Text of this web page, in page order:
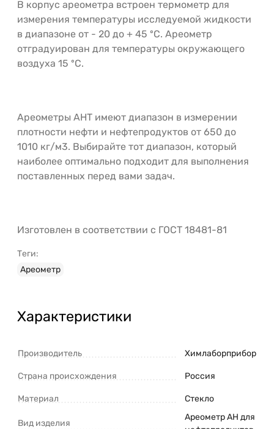
В корпус ареометра встроен термометр для
измерения температуры исследуемой жидкости
в диапазоне от - 20 до + 45 ºС. Ареометр
отградуирован для температуры окружающего
воздуха 15 ºС.
Ареометры АНТ имеют диапазон в измерении
плотности нефти и нефтепродуктов от 650 до
1010 кг/м3. Выбирайте тот диапазон, который
наиболее оптимально подходит для выполнения
поставленных перед вами задач.
Изготовлен в соответствии с ГОСТ 18481-81
Теги:
Ареометр
Характеристики
Производитель Химлаборприбор
Страна происхождения Россия
Материал Стекло
Вид изделия
Ареометр АН для